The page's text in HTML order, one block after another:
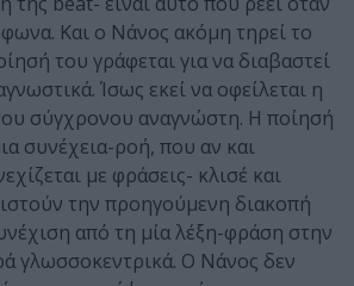
Και ο Νάνος ακόμη τηρεί το
του γράφεται για να διαβαστεί
Ίσως εκεί να οφείλεται η
σύγχρονου αναγνώστη. Η ποίησή
συνέχεια-ροή, που αν και
με φράσεις- κλισέ και
την προηγούμενη διακοπή
από τη μία λέξη-φράση στην
γλωσσοκεντρικά. Ο Νάνος δεν